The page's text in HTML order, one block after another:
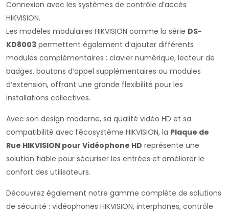
Connexion avec les systèmes de contrôle d’accès
HIKVISION.
Les modèles modulaires HIKVISION comme la série DS-
KD8003 permettent également d’ajouter différents
modules complémentaires : clavier numérique, lecteur de
badges, boutons d’appel supplémentaires ou modules
d’extension, offrant une grande flexibilité pour les
installations collectives.
Avec son design moderne, sa qualité vidéo HD et sa
compatibilité avec l’écosystème HIKVISION, la Plaque de
Rue HIKVISION pour Vidéophone HD représente une
solution fiable pour sécuriser les entrées et améliorer le
confort des utilisateurs.
Découvrez également notre gamme complète de solutions
de sécurité : vidéophones HIKVISION, interphones, contrôle